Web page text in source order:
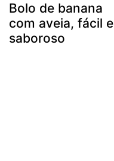
Bolo de banana
com aveia, fácil e
saboroso